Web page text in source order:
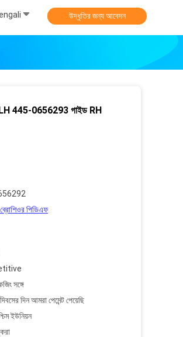
উদ্ধৃতির জন্য আবেদন
445-0656293 গাইড RH
পিডিএফ
সঙ্গে
দিন আমরা পেমেন্ট পেয়েছি
ইউনিয়ন